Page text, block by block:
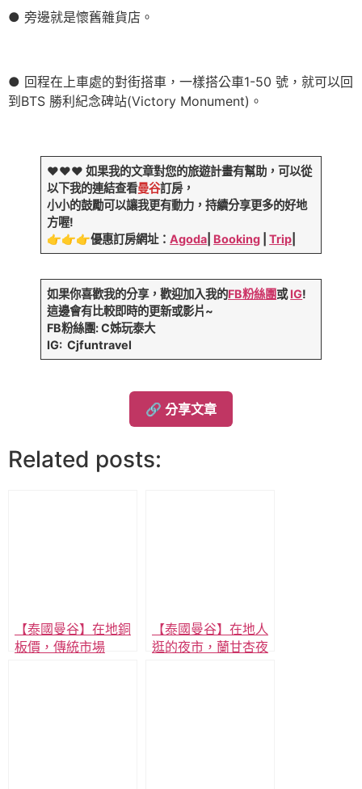
● 旁邊就是懷舊雜貨店。
● 回程在上車處的對街搭車，一樣搭公車1-50 號，就可以回
到BTS 勝利紀念碑站(Victory Monument)。
❤️❤️❤️ 如果我的文章對您的旅遊計畫有幫助，可以從
以下我的連結查看曼谷訂房，
小小的鼓勵可以讓我更有動力，持續分享更多的好地
方喔!
👉️👉️👉️優惠訂房網址：Agoda Booking |Trip
如果你喜歡我的分享，歡迎加入我的FB粉絲團或IG!
這邊會有比較即時的更新或影片~
FB粉絲團: C姊玩泰大
IG: Cjfuntravel
🔗 分享文章
Related posts:
【泰國曼谷】在地銅
板價，傳統市場
【泰國曼谷】在地人
逛的夜市，蘭甘杏夜